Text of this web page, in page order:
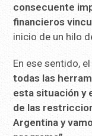
consecuente
financieros
inicio de un hilo
En ese sentido,
todas las
esta situación y
de las
Argentina y